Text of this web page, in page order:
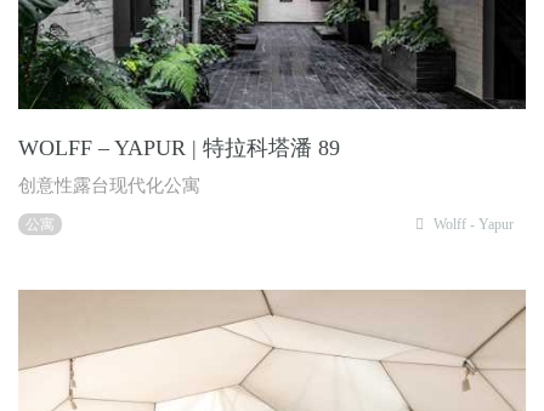
WOLFF – YAPUR | 特拉科塔潘 89
创意性露台现代化公寓
公寓 Wolff - Yapur